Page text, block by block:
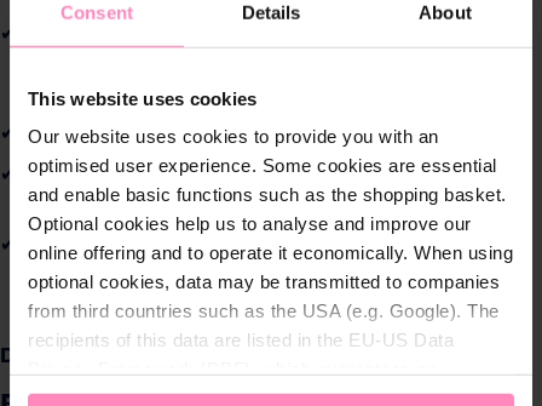
Consent Details About
This website uses cookies
Our website uses cookies to provide you with an
optimised user experience. Some cookies are essential
and enable basic functions such as the shopping basket.
Optional cookies help us to analyse and improve our
online offering and to operate it economically. When using
optional cookies, data may be transmitted to companies
from third countries such as the USA (e.g. Google). The
recipients of this data are listed in the EU-US Data
appropriate level of data protection. You canaccept all
a
prolifération bactérienne
Kit complet simple d'installation
Entretien simplifié: 1 seule cartouche à remplacer,
comparé aux anciens filtres duplex
Clé de desserrage du bol fournie
Description